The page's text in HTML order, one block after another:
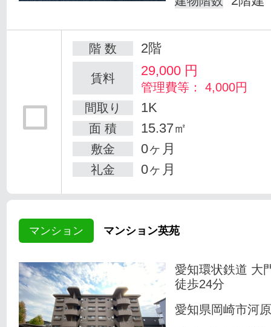
階 数 2階
賃料 29,000 円
管理費等： 4,000円
間取り
1K
面 積 15.37㎡
敷金 0ヶ月
礼金 0ヶ月
マンション マンション英苑
愛知環状鉄道 大
徒歩24分
愛知県岡崎市河